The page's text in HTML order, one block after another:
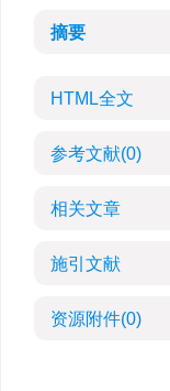
摘要
HTML全文
参考文献(0)
相关文章
施引文献
资源附件(0)